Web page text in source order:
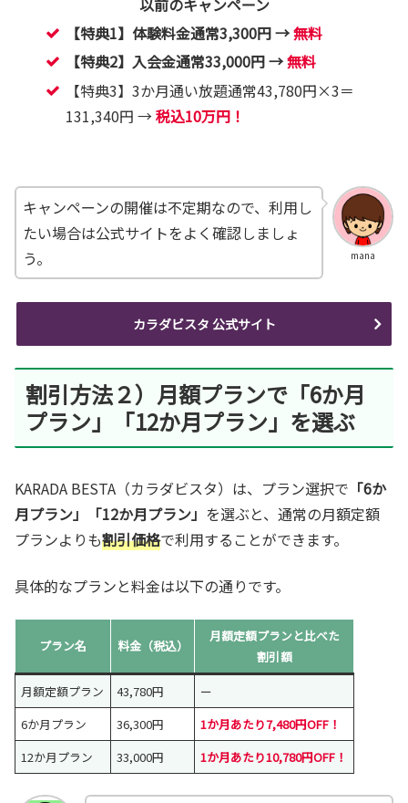
以前のキャンペーン
【特典1】体験料金通常3,300円 →無料
【特典2】入会金通常33,000円 →無料
【特典3】3か月通い放題通常43,780円×3＝
131,340円 →税込10万円！
mana
キャンペーンの開催は不定期なので、利用し
たい場合は公式サイトをよく確認しましょ
う。
カラダビスタ 公式サイト
割引方法２）月額プランで「6か月
プラン」「12か月プラン」を選ぶ
KARADA BESTA（カラダビスタ）は、プラン選択で 「6か
月プラン」「12か月プラン」 を選ぶと、通常の月額定額
プランよりも割引価格で利用することができます。
具体的なプランと料金は以下の通りです。
プラン名 料金（税込）
月額定額プランと比べた
割引額
月額定額プラン
43,780円
ー
6か月プラン
36,300円 1か月あたり7,480円OFF！
12か月プラン
33,000円 1か月あたり10,780円OFF！